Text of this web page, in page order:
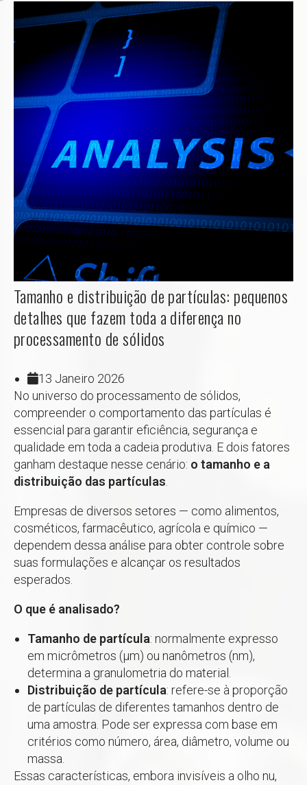
Tamanho e distribuição de partículas: pequenos
detalhes que fazem toda a diferença no
processamento de sólidos
13 Janeiro 2026
No universo do processamento de sólidos,
compreender o comportamento das partículas é
essencial para garantir eficiência, segurança e
qualidade em toda a cadeia produtiva. E dois fatores
ganham destaque nesse cenário: o tamanho e a
distribuição das partículas
Empresas de diversos setores — como alimentos,
cosméticos, farmacêutico, agrícola e químico —
dependem dessa análise para obter controle sobre
suas formulações e alcançar os resultados
esperados.
O que é analisado?
Tamanho de partícula: normalmente expresso
em micrômetros (μm) ou nanômetros (nm),
determina a granulometria do material.
Distribuição de partícula: refere-se à proporção
de partículas de diferentes tamanhos dentro de
uma amostra. Pode ser expressa com base em
critérios como número, área, diâmetro, volume ou
massa.
Essas características, embora invisíveis a olho nu,